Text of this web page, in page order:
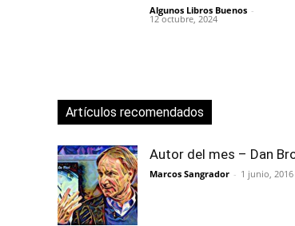
Algunos Libros Buenos -
12 octubre, 2024
Artículos recomendados
Autor del mes – Dan
Marcos Sangrador - 1 junio, 2016